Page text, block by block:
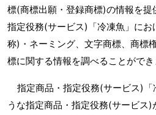
標(商標出願・登録商標)の情報を提
指定役務(サービス)「冷凍魚」に
称)・ネーミング、文字商標、商標
標に関する情報を調べることができ
指定商品・指定役務(サービス)「
うな指定商品・指定役務(サービス